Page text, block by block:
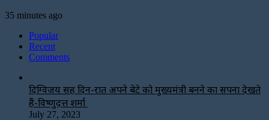
35 minutes ago
Popular
Recent
Comments
दिग्विजय सिंह दिन-रात अपने बेटे को मुख्यमंत्री बनने का सपना देखते
हैं-विष्णुदत्त शर्मा
July 27, 2023